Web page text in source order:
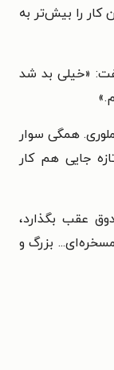
را بیش‌تر به
«خیلی بد شد
همگی سوار
جایی هم کار
عقب بگذارد،
بزرگ و